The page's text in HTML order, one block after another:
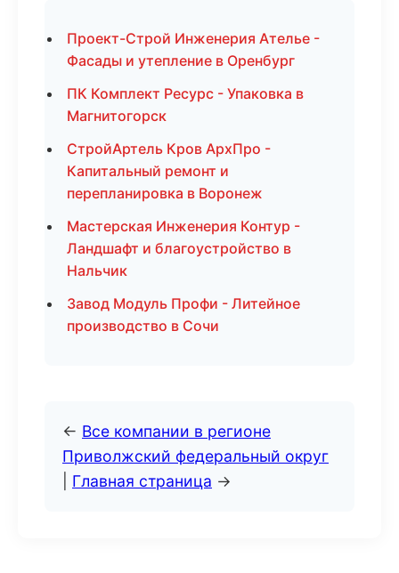
Проект-Строй Инженерия Ателье -
Фасады и утепление в Оренбург
ПК Комплект Ресурс - Упаковка в
Магнитогорск
СтройАртель Кров АрхПро -
Капитальный ремонт и
перепланировка в Воронеж
Мастерская Инженерия Контур -
Ландшафт и благоустройство в
Нальчик
Завод Модуль Профи - Литейное
производство в Сочи
← Все компании в регионе
Приволжский федеральный округ
Главная страница →